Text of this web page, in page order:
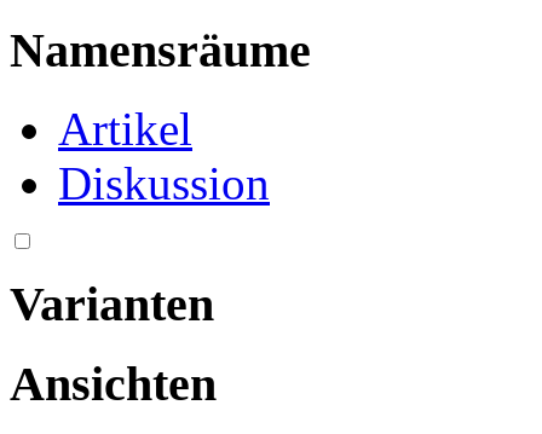
Namensräume
Artikel
Diskussion
Varianten
Ansichten